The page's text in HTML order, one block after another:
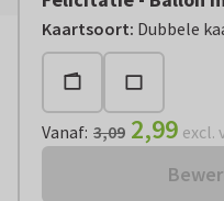
Kaartsoort: Dubbele
Vanaf: € 2,99 excl.
Vanaf: 3,09 2,99 excl.